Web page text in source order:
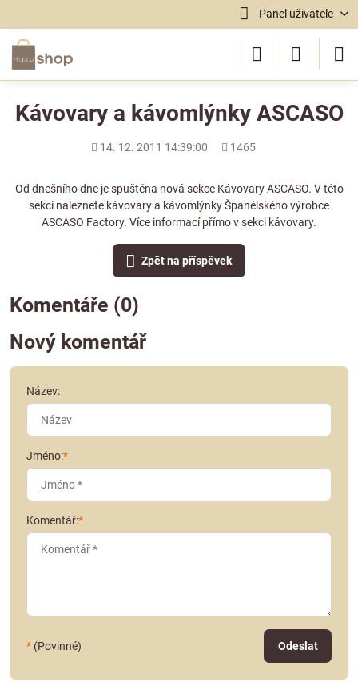
Panel uživatele
Kávovary a kávomlýnky ASCASO
Přidáno
14. 12. 2011 14:39:00
Počet
1465
Od dnešního dne je spuštěna nová sekce Kávovary ASCASO. V této
sekci naleznete kávovary a kávomlýnky Španělského výrobce
ASCASO Factory. Více informací přímo v sekci kávovary.
Zpět na příspěvek
Komentáře (0)
Nový komentář
Název:
Jméno:*
Komentář:*
* (Povinné) Odeslat